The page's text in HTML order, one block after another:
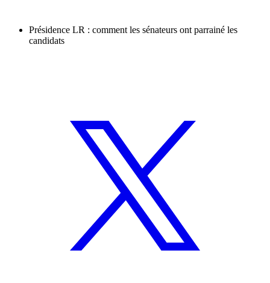
Présidence LR : comment les sénateurs ont parrainé les
candidats